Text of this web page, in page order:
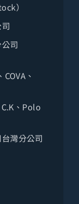
）
司
、
、Polo
灣分公司